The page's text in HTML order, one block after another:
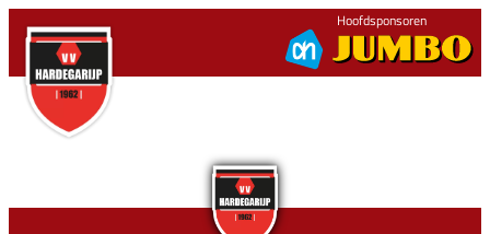
naar
inhoud
Hoofdsponsoren